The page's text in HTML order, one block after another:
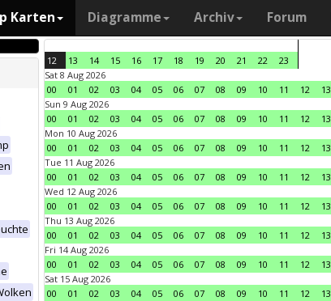
Karten Diagramme Archiv Forum
12 13 14 15 16 17 18 19 20 21 22
23
Sat 8 Aug 2026
00
01 02 03 04 05 06 07 08 09 10 11 12 13
Sun 9 Aug 2026
00
01 02 03 04 05 06 07 08 09 10 11 12 13
Mon 10 Aug 2026
00
01 02 03 04 05 06 07 08 09 10 11 12 13
Tue 11 Aug 2026
00
01 02 03 04 05 06 07 08 09 10 11 12 13
Wed 12 Aug 2026
00
01 02 03 04 05 06 07 08 09 10 11 12 13
Thu 13 Aug 2026
00
01 02 03 04 05 06 07 08 09 10 11 12 13
Fri 14 Aug 2026
00
01 02 03 04 05 06 07 08 09 10 11 12 13
Sat 15 Aug 2026
00
01 02 03 04 05 06 07 08 09 10 11 12 13